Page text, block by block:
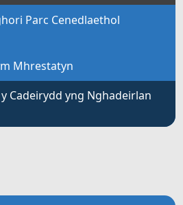
Parc Cenedlaethol
Mhrestatyn
Cadeirydd yng Nghadeirlan